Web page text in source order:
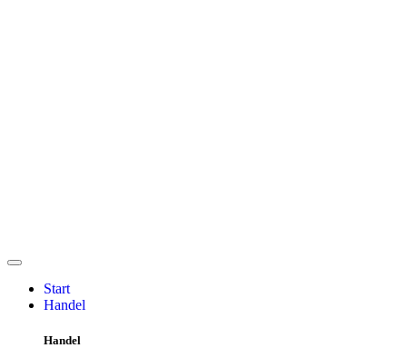
Start
Handel
Handel